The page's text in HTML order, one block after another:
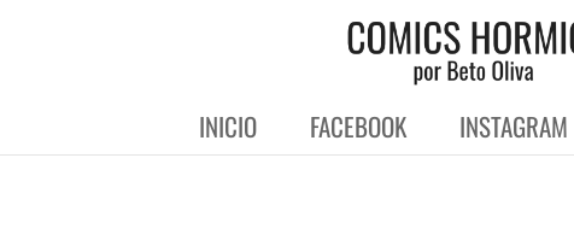
INICIO FACEBOOK INSTAGRAM